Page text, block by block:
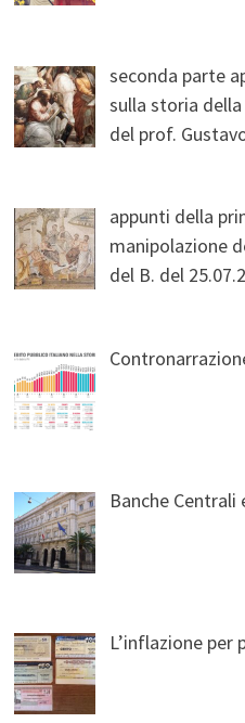
seconda parte
sulla storia
del prof.
appunti della
manipolazione
del B. del
Banche Centrali
L’inflazione per